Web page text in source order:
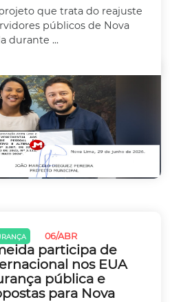
que trata do reajuste
públicos de Nova
durante ...
06/ABR
participa de
nos EUA
pública e
para Nova